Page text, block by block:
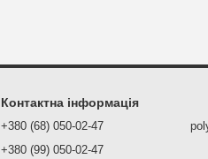
Контактна інформація
+380 (68) 050-02-47
+380 (99) 050-02-47